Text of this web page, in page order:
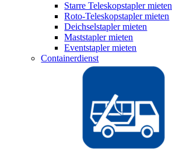
Starre Teleskopstapler mieten
Roto-Teleskopstapler mieten
Deichselstapler mieten
Maststapler mieten
Eventstapler mieten
Containerdienst